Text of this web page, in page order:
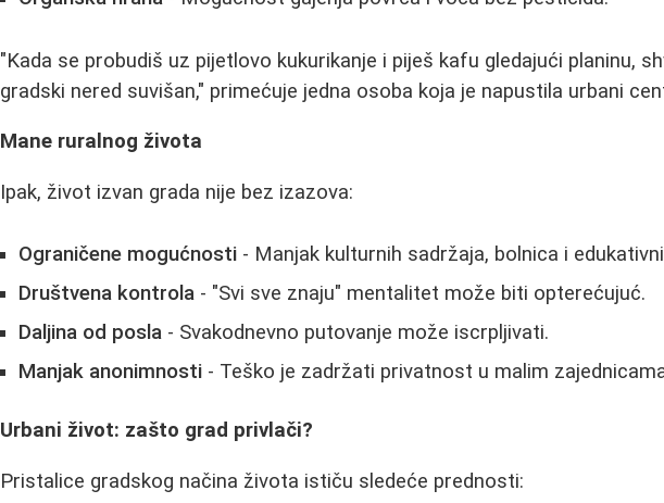
"Kada se probudiš uz pijetlovo kukurikanje i piješ kafu gledajući planinu,
gradski nered suvišan," primećuje jedna osoba koja je napustila urbani
Mane ruralnog života
Ipak, život izvan grada nije bez izazova:
Ograničene mogućnosti - Manjak kulturnih sadržaja, bolnica i
Društvena kontrola - "Svi sve znaju" mentalitet može biti opterećujuć.
Daljina od posla - Svakodnevno putovanje može iscrpljivati.
Manjak anonimnosti - Teško je zadržati privatnost u malim
Urbani život: zašto grad privlači?
Pristalice gradskog načina života ističu sledeće prednosti: